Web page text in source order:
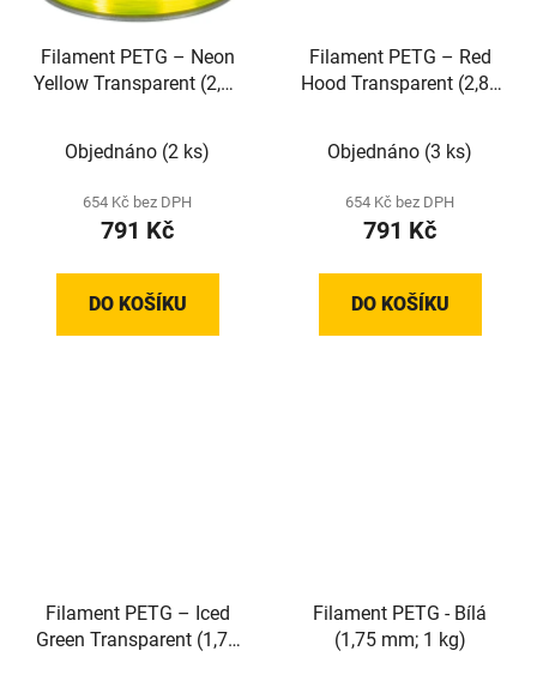
Filament PETG – Neon
Yellow Transparent (2,85
Objednáno (2 ks)
654 Kč bez DPH
791 Kč
DO KOŠÍKU
Filament PETG – Red
Hood Transparent (2,85
Objednáno (3 ks)
654 Kč bez DPH
791 Kč
DO KOŠÍKU
Filament PETG – Iced
Green Transparent (1,75
Filament PETG - Bílá
(1,75 mm; 1 kg)